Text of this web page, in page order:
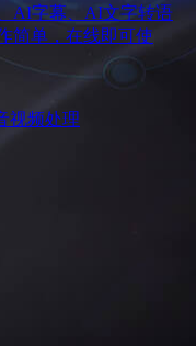
AI字幕、AI文字转语
简单，在线即可使
视频处理